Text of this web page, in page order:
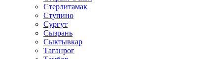
Стерлитамак
Ступино
Сургут
Сызрань
Сыктывкар
Таганрог